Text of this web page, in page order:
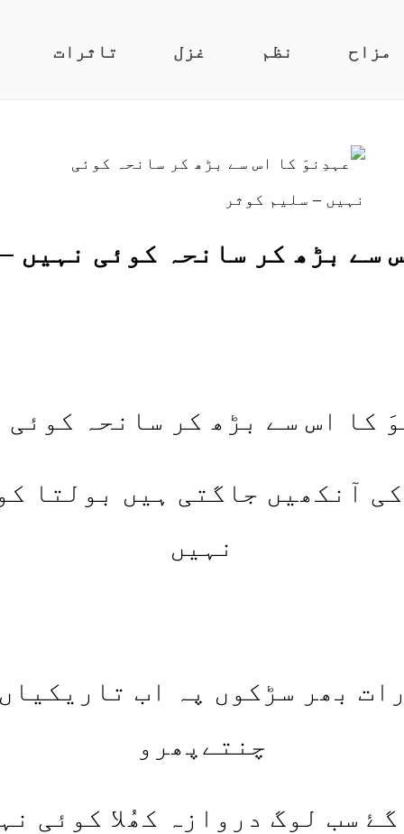
تاثرات غزل نظم مزاح
سے بڑھ کر سانحہ کوئی نہیں
کا اس سے بڑھ کر سانحہ کوئی
آنکھیں جاگتی ہیں بولتا
نہیں
رات بھر سڑکوں پہ اب تاریکیاں
چنتےپھرو
سب لوگ دروازہ کھُلا کوئی